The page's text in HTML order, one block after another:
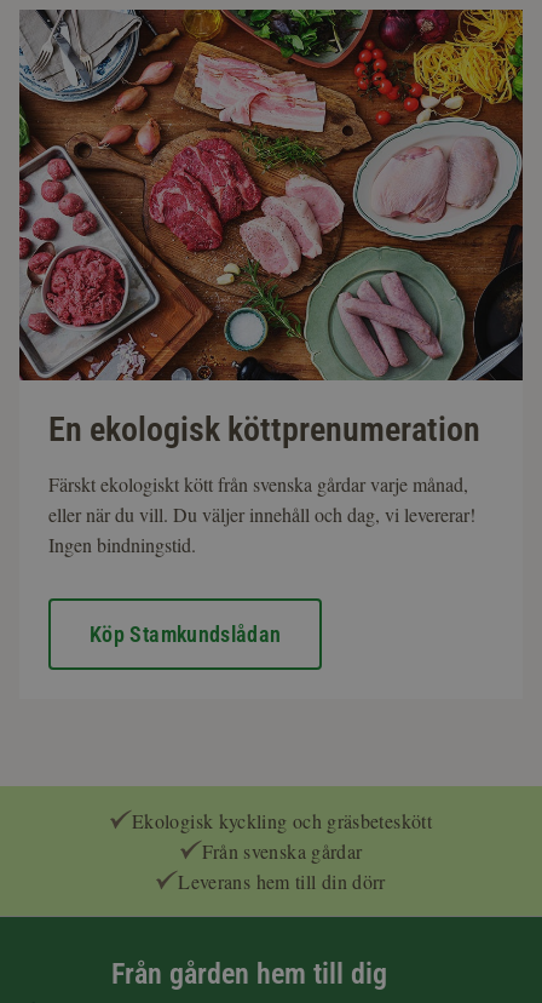
En ekologisk köttprenumeration
Färskt ekologiskt kött från svenska gårdar varje månad,
eller när du vill. Du väljer innehåll och dag, vi levererar!
Ingen bindningstid.
Köp Stamkundslådan
Ekologisk kyckling och gräsbeteskött
Från svenska gårdar
Leverans hem till din dörr
Från gården hem till dig